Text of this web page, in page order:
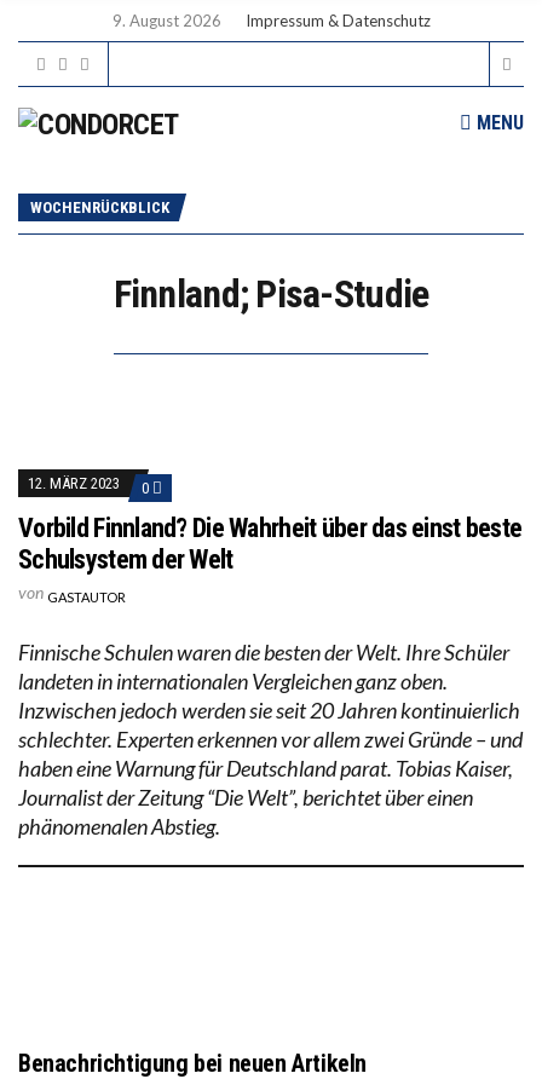
9. August 2026 Impressum & Datenschutz
MENU
WOCHENRÜCKBLICK
Finnland; Pisa-Studie
12. MÄRZ 2023 0
Vorbild Finnland? Die Wahrheit über das einst beste
Schulsystem der Welt
von GASTAUTOR
Finnische Schulen waren die besten der Welt. Ihre Schüler
landeten in internationalen Vergleichen ganz oben.
Inzwischen jedoch werden sie seit 20 Jahren kontinuierlich
schlechter. Experten erkennen vor allem zwei Gründe – und
haben eine Warnung für Deutschland parat. Tobias Kaiser,
Journalist der Zeitung “Die Welt”, berichtet über einen
phänomenalen Abstieg.
Benachrichtigung bei neuen Artikeln